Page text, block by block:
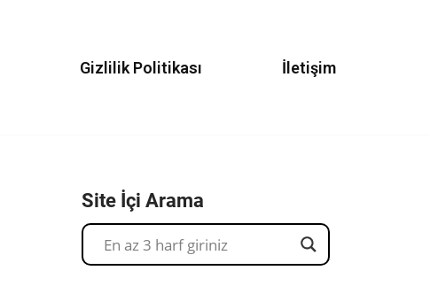
Gizlilik Politikası İletişim
Site İçi Arama